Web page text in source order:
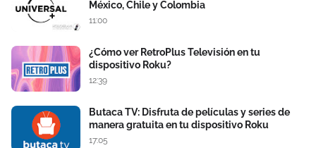
México, Chile y Colombia
11:00
¿Cómo ver RetroPlus Televisión en tu
dispositivo Roku?
12:39
Butaca TV: Disfruta de películas y series de
manera gratuita en tu dispositivo Roku
17:05